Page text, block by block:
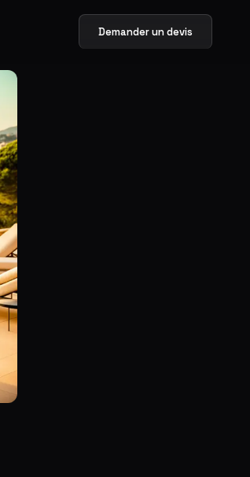
Demander un devis